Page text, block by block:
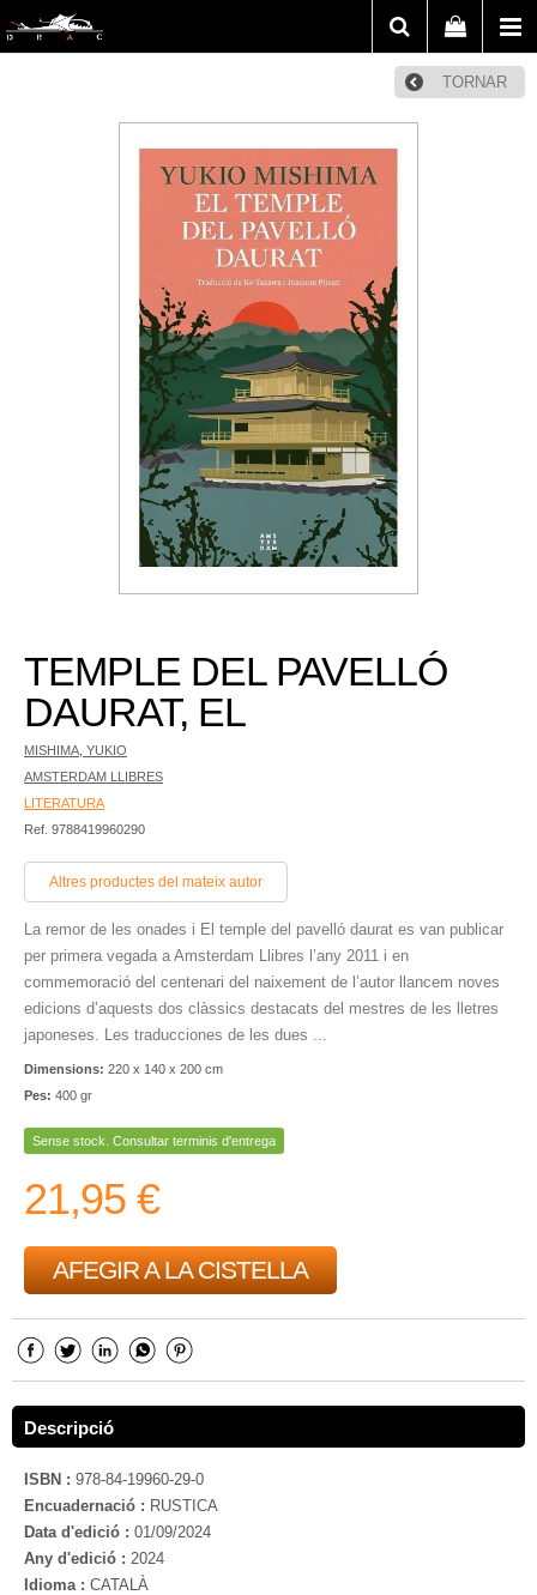
TORNAR
TEMPLE DEL PAVELLÓ
DAURAT, EL
MISHIMA, YUKIO
AMSTERDAM LLIBRES
LITERATURA
Ref. 9788419960290
Altres productes del mateix autor
La remor de les onades i El temple del pavelló daurat es van publicar
per primera vegada a Amsterdam Llibres l’any 2011 i en
commemoració del centenari del naixement de l’autor llancem noves
edicions d’aquests dos clàssics destacats del mestres de les lletres
japoneses. Les traducciones de les dues ...
Dimensions: 220 x 140 x 200 cm
Pes: 400 gr
Sense stock. Consultar terminis d'entrega
21,95 €
AFEGIR A LA CISTELLA
Descripció
ISBN : 978-84-19960-29-0
Encuadernació : RUSTICA
Data d'edició : 01/09/2024
Any d'edició : 2024
Idioma : CATALÀ